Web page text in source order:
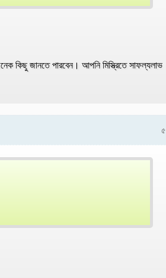
কিছু জানতে পারবেন। আপনি মিস্ত্রিতে সাফল্যলাভ
৫